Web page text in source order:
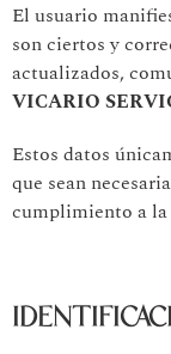
El usuario
son ciertos y
actualizados,
VICARIO
Estos datos
que sean
cumplimiento a